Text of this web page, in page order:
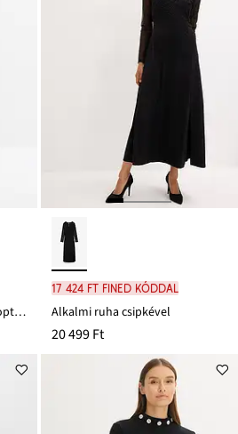
2 az 1-ben kismama ruha szoptatós funkcióval pamut-muszlinból
17 424 Ft FINED kóddal
Alkalmi ruha csipkével
20 499 Ft